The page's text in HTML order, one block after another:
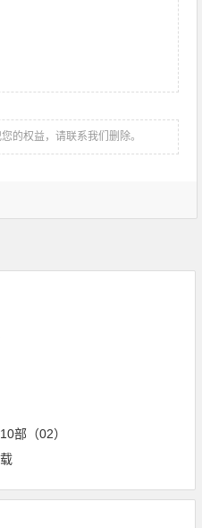
的权益，请联系我们删除。
部（02）